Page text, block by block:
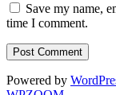
Save my name,
time I comment.
Powered by